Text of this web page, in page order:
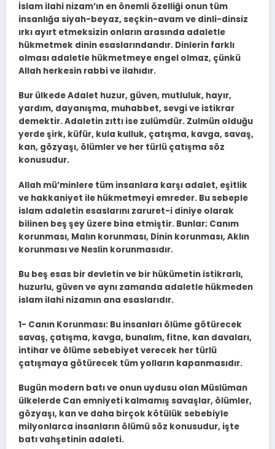
İslam ilahi nizam’ın en önemli özelliği onun tüm
insanlığa siyah-beyaz, seçkin-avam ve dinli-dinsiz
ırkı ayırt etmeksizin onların arasında adaletle
hükmetmek dinin esaslarındandır. Dinlerin farklı
olması adaletle hükmetmeye engel olmaz, çünkü
Allah herkesin rabbi ve ilahıdır.
Bur ülkede Adalet huzur, güven, mutluluk, hayır,
yardım, dayanışma, muhabbet, sevgi ve istikrar
demektir. Adaletin zıttı ise zulümdür. Zulmün olduğu
yerde şirk, küfür, kula kulluk, çatışma, kavga, savaş,
kan, gözyaşı, ölümler ve her türlü çatışma söz
konusudur.
Allah mü’minlere tüm insanlara karşı adalet, eşitlik
ve hakkaniyet ile hükmetmeyi emreder. Bu sebeple
islam adaletin esaslarını zaruret-i diniye olarak
bilinen beş şey üzere bina etmiştir. Bunlar; Canım
korunması, Malın korunması, Dinin korunması, Aklın
korunması ve Neslin korunmasıdır.
Bu beş esas bir devletin ve bir hükümetin istikrarlı,
huzurlu, güven ve aynı zamanda adaletle hükmeden
islam ilahi nizamın ana esaslarıdır.
1- Canın Korunması: Bu insanları ölüme götürecek
savaş, çatışma, kavga, bunalım, fitne, kan davaları,
intihar ve ölüme sebebiyet verecek her türlü
çatışmaya götürecek tüm yolların kapanmasıdır.
Bugün modern batı ve onun uydusu olan Müslüman
ülkelerde Can emniyeti kalmamış savaşlar, ölümler,
gözyaşı, kan ve daha birçok kötülük sebebiyle
milyonlarca insanların ölümü söz konusudur, işte
batı vahşetinin adaleti.